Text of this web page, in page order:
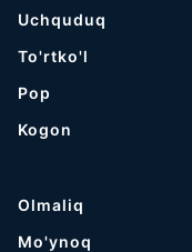
Uchquduq
To'rtko'l
Pop
Kogon
Olmaliq
Mo'ynoq